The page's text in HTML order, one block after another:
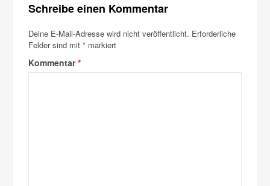
Schreibe einen Kommentar
Deine E-Mail-Adresse wird nicht veröffentlicht. Erforderliche
Felder sind mit* markiert
Kommentar*